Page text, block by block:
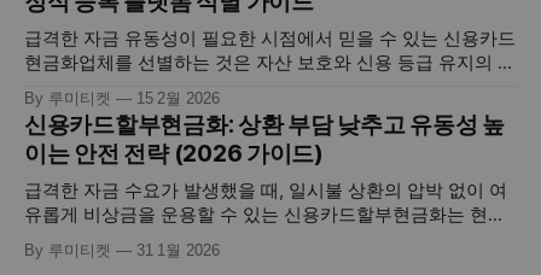
유동화 경로를 제공하고 있습니다. 하지만 삼성카드 현금화를
진행함에 있어 카드사 고유의 서비스포인트
급격한 자금 유동성이 필요한 시점에서 믿을 수 있는 신용카드
현금화업체를 선별하는 것은 자산 보호와 신용 등급 유지의 성
패를 결정짓는 가장 중요한 첫 단추입니다. 이는 단순히 카드
한도를 현금으로 바꾸는 서비스를 넘어, 개인의 소중한 금융
정보를 다루고 실시간 정산의 안정성을 보장해야 하는 전문적
인 영역이기 때문입니다. 많은 이용자가 속도와 높은 매입율에
만 매몰되어 검증되지
By 루미티켓 15 2월 2026
신용카드할부현금화: 상환 부담 낮추고 유동성 높
이는 안전 전략 (2026 가이드)
급격한 자금 수요가 발생했을 때, 일시불 상환의 압박 없이 여
유롭게 비상금을 운용할 수 있는 신용카드할부현금화는 현대
금융 소비자들에게 매우 효율적인 자산 유동화 전략으로 꼽힙
니다. 이는 본인의 신용 한도를 활용하여 디지털 자산을 획득
By 루미티켓 31 1월 2026